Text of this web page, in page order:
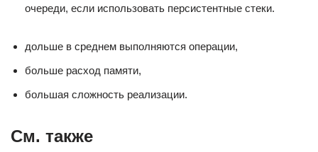
очереди, если использовать персистентные стеки.
дольше в среднем выполняются операции,
больше расход памяти,
большая сложность реализации.
См. также